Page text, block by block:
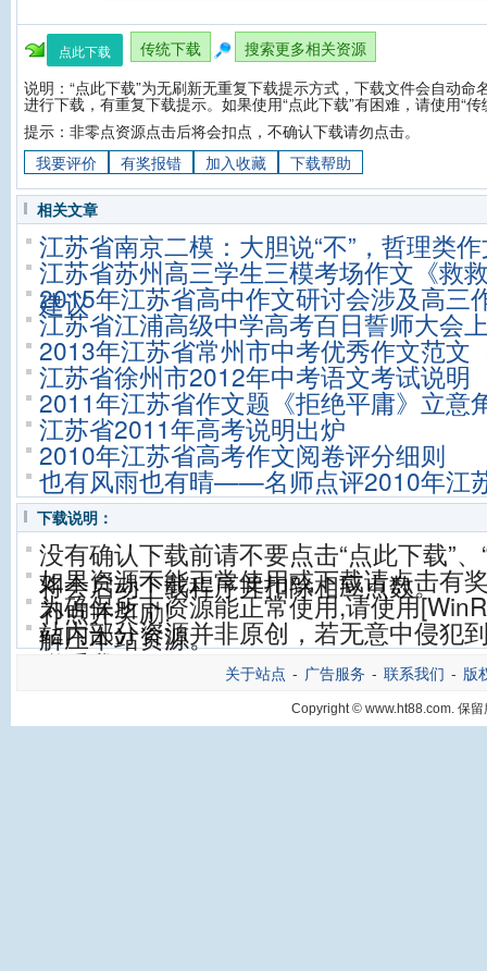
点此下载 传统下载
搜索更多相关资源
说明：“点此下载”为无刷新无重复下载提示方式，下载文件会自动命
进行下载，有重复下载提示。如果使用“点此下载”有困难，请使用“传
提示：非零点资源点击后将会扣点，不确认下载请勿点击。
我要评价
有奖报错 加入收藏 下载帮助
相关文章
江苏省南京二模：大胆说“不”，哲理类
江苏省苏州高三学生三模考场作文《救
建议
2015年江苏省高中作文研讨会涉及高三
江苏省江浦高级中学高考百日誓师大会
2013年江苏省常州市中考优秀作文范文
江苏省徐州市2012年中考语文考试说明
2011年江苏省作文题《拒绝平庸》立意
江苏省2011年高考说明出炉
2010年江苏省高考作文阅卷评分细则
也有风雨也有晴——名师点评2010年江
下载说明：
没有确认下载前请不要点击“点此下载”
将会启动下载程序并扣除相应点数。
如果资源不能正常使用或下载请点击有
补点并奖励!
为确保所下资源能正常使用,请使用
解压本站资源。
站内部分资源并非原创，若无意中侵犯
联系我们。
关于站点 - 广告服务 - 联系我们 - 版
Copyright © www.ht88.com. 保